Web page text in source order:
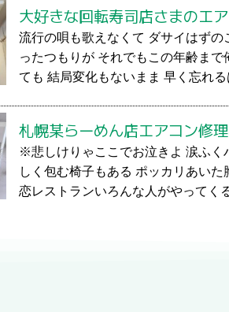
大好きな回転寿司店さまのエ
流行の唄も歌えなくて ダサイはず
ったつもりが それでもこの年齢ま
ても 結局変化もないまま 早く忘れ
札幌某らーめん店エアコン修
※悲しけりゃここでお泣きよ 涙ふく
しく包む椅子もある ポッカリあい
恋レストランいろんな人がやって